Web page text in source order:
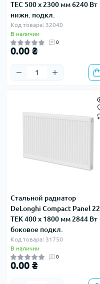
TEC 500 x 2300 мм 6240 Вт
нижн. подкл.
Код товара: 32040
В наличии
0
0.00 ₴
Стальной радиатор
DeLonghi Compact Panel 22
TEK 400 x 1800 мм 2844 Вт
боковое подкл.
Код товара: 31750
В наличии
0
0.00 ₴